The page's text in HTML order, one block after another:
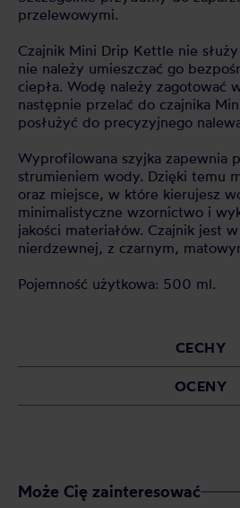
przelewowymi.
Czajnik Mini Drip Kettle nie
nie należy umieszczać go
ciepła. Wodę należy zagotować
następnie przelać do czajnika
posłużyć do precyzyjnego
Wyprofilowana szyjka zapewnia
strumieniem wody. Dzięki temu
oraz miejsce, w które kierujesz
minimalistyczne wzornictwo i
jakości materiałów. Czajnik jest
nierdzewnej, z czarnym,
Pojemność użytkowa: 500 ml.
CECHY
OCENY
Może Cię zainteresować